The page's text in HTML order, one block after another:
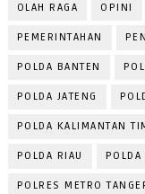
OLAH RAGA OPINI
PEMERINTAHAN
POLDA BANTEN
POLDA JATENG
POLDA KALIMANTAN
POLDA RIAU POLDA
POLRES METRO